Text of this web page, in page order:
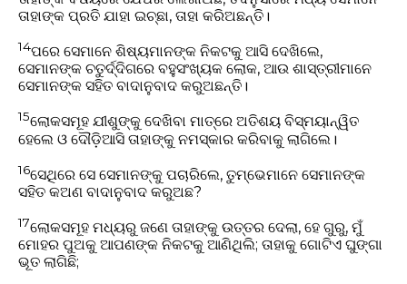
ତାହାଙ୍କ ପ୍ରତି ଯାହା ଇଚ୍ଛା, ତାହା କରିଅଛନ୍ତି।
14ପରେ ସେମାନେ ଶିଷ୍ୟମାନଙ୍କ ନିକଟକୁ ଆସି ଦେଖିଲେ,
ସେମାନଙ୍କ ଚତୁର୍ଦ୍ଦିଗରେ ବହୁସଂଖ୍ୟକ ଲୋକ, ଆଉ ଶାସ୍ତ୍ରୀମାନେ
ସେମାନଙ୍କ ସହିତ ବାଦାନୁବାଦ କରୁଅଛନ୍ତି।
15ଲୋକସମୂହ ଯୀଶୁଙ୍କୁ ଦେଖିବା ମାତ୍ରେ ଅତିଶୟ ବିସ୍ମୟାନ୍ୱିତ
ହେଲେ ଓ ଦୌଡ଼ିଆସି ତାହାଙ୍କୁ ନମସ୍କାର କରିବାକୁ ଲାଗିଲେ।
16ସେଥିରେ ସେ ସେମାନଙ୍କୁ ପଚାରିଲେ, ତୁମ୍ଭେମାନେ ସେମାନଙ୍କ
ସହିତ କଅଣ ବାଦାନୁବାଦ କରୁଅଛ?
17ଲୋକସମୂହ ମଧ୍ୟରୁ ଜଣେ ତାହାଙ୍କୁ ଉତ୍ତର ଦେଲା, ହେ ଗୁରୁ, ମୁଁ
ମୋହର ପୁଅକୁ ଆପଣଙ୍କ ନିକଟକୁ ଆଣିଥିଲି; ତାହାକୁ ଗୋଟିଏ ଘୁଙ୍ଗା
ଭୂତ ଲାଗିଛି;